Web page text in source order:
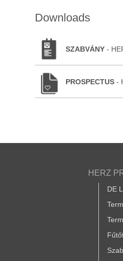
Downloads
SZABVÁNY -
PROSPECTUS -
HERZ
DE